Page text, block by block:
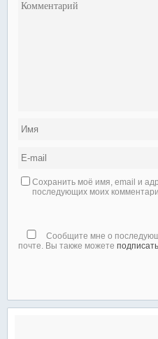
Сохранить моё имя, email и
последующих моих
Сообщите мне о
почте. Вы также можете